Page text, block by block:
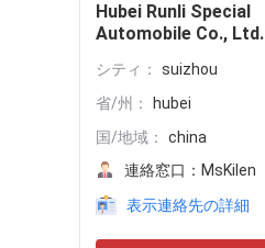
Hubei Runli Special
Automobile Co., Ltd.
シティ：
suizhou
省/州：
hubei
国/地域：
china
連絡窓口： MsKilen
表示連絡先の詳細